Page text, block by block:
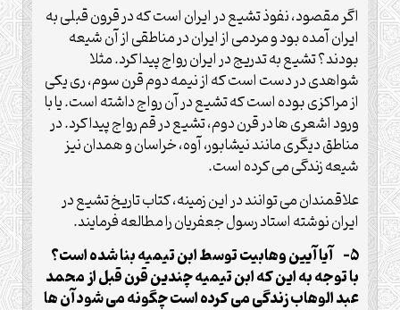
اگر مقصود، نفوذ تشیع در ایران است که در قرون قبلی به
ایران آمده بود و مردمی از ایران در مناطقی از آن شیعه
بودند؟ تشیع به تدریج در ایران رواج پیدا کرد. مثلا
شواهدی در دست است که از نیمه دوم قرن سوم، ری یکی
از مراکزی بوده است که تشیع در آن رواج داشته است. یا با
ورود اشعری ها در قرن دوم، تشیع در قم رواج پیدا کرد. در
مناطق دیگری مانند نیشابور، آوه، خراسان و همدان نیز
شیعه زندگی می کرده است.
علاقمندان می توانند در این زمینه، کتاب تاریخ تشیع در
ایران نوشته استاد رسول جعفریان را مطالعه فرمایند.
5- آیا آیین وهابیت توسط ابن تیمیه بنا شده است؟
با توجه به این که ابن تیمیه چندین قرن قبل از محمد
عبد الوهاب زندگی می کرده است چگونه می شود آن ها